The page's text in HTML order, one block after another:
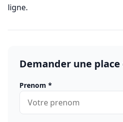
ligne.
Demander une place
Prenom *